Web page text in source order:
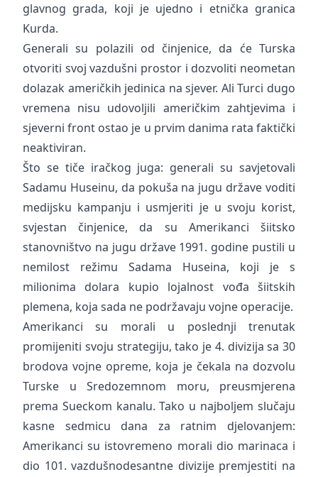
glavnog grada, koji je ujedno i etnička granica
Kurda.
Generali su polazili od činjenice, da će Turska
otvoriti svoj vazdušni prostor i dozvoliti neometan
dolazak američkih jedinica na sjever. Ali Turci dugo
vremena nisu udovoljili američkim zahtjevima i
sjeverni front ostao je u prvim danima rata faktički
neaktiviran.
Što se tiče iračkog juga: generali su savjetovali
Sadamu Huseinu, da pokuša na jugu države voditi
medijsku kampanju i usmjeriti je u svoju korist,
svjestan činjenice, da su Amerikanci šiitsko
stanovništvo na jugu države 1991. godine pustili u
nemilost režimu Sadama Huseina, koji je s
milionima dolara kupio lojalnost vođa šiitskih
plemena, koja sada ne podržavaju vojne operacije.
Amerikanci su morali u poslednji trenutak
promijeniti svoju strategiju, tako je 4. divizija sa 30
brodova vojne opreme, koja je čekala na dozvolu
Turske u Sredozemnom moru, preusmjerena
prema Sueckom kanalu. Tako u najboljem slučaju
kasne sedmicu dana za ratnim djelovanjem:
Amerikanci su istovremeno morali dio marinaca i
dio 101. vazdušnodesantne divizije premjestiti na